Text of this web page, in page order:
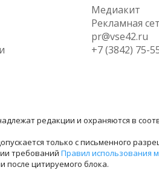
Медиакит
Рекламная
pr@vse42.ru
+7 (3842) 75-
редакции и охраняются в
только с письменного
требований Правил использования
после цитируемого блока.